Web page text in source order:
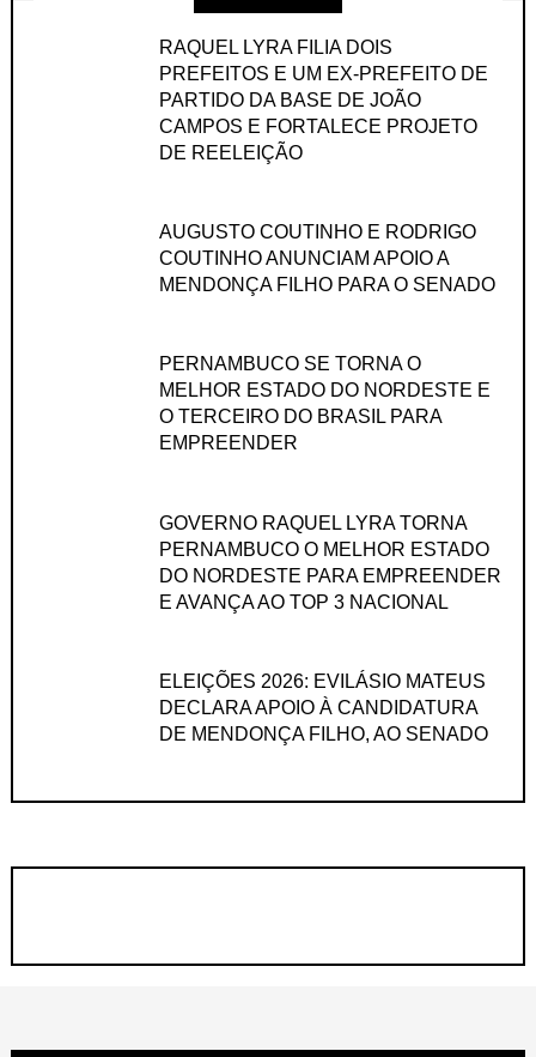
RAQUEL LYRA FILIA DOIS
PREFEITOS E UM EX-PREFEITO DE
PARTIDO DA BASE DE JOÃO
CAMPOS E FORTALECE PROJETO
DE REELEIÇÃO
AUGUSTO COUTINHO E RODRIGO
COUTINHO ANUNCIAM APOIO A
MENDONÇA FILHO PARA O SENADO
PERNAMBUCO SE TORNA O
MELHOR ESTADO DO NORDESTE E
O TERCEIRO DO BRASIL PARA
EMPREENDER
GOVERNO RAQUEL LYRA TORNA
PERNAMBUCO O MELHOR ESTADO
DO NORDESTE PARA EMPREENDER
E AVANÇA AO TOP 3 NACIONAL
ELEIÇÕES 2026: EVILÁSIO MATEUS
DECLARA APOIO À CANDIDATURA
DE MENDONÇA FILHO, AO SENADO